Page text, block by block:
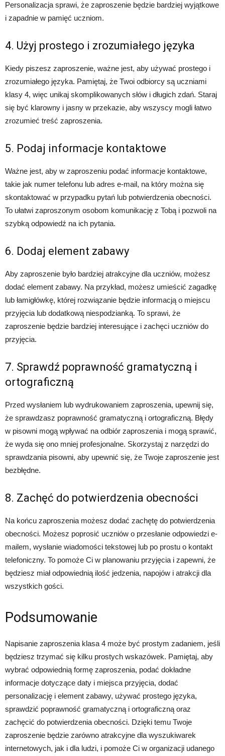
Personalizacja sprawi, że zaproszenie będzie bardziej wyjątkowe
i zapadnie w pamięć uczniom.
4. Użyj prostego i zrozumiałego języka
Kiedy piszesz zaproszenie, ważne jest, aby używać prostego i
zrozumiałego języka. Pamiętaj, że Twoi odbiorcy są uczniami
klasy 4, więc unikaj skomplikowanych słów i długich zdań. Staraj
się być klarowny i jasny w przekazie, aby wszyscy mogli łatwo
zrozumieć treść zaproszenia.
5. Podaj informacje kontaktowe
Ważne jest, aby w zaproszeniu podać informacje kontaktowe,
takie jak numer telefonu lub adres e-mail, na który można się
skontaktować w przypadku pytań lub potwierdzenia obecności.
To ułatwi zaproszonym osobom komunikację z Tobą i pozwoli na
szybką odpowiedź na ich pytania.
6. Dodaj element zabawy
Aby zaproszenie było bardziej atrakcyjne dla uczniów, możesz
dodać element zabawy. Na przykład, możesz umieścić zagadkę
lub łamigłówkę, której rozwiązanie będzie informacją o miejscu
przyjęcia lub dodatkową niespodzianką. To sprawi, że
zaproszenie będzie bardziej interesujące i zachęci uczniów do
przyjęcia.
7. Sprawdź poprawność gramatyczną i
ortograficzną
Przed wysłaniem lub wydrukowaniem zaproszenia, upewnij się,
że sprawdzasz poprawność gramatyczną i ortograficzną. Błędy
w pisowni mogą wpływać na odbiór zaproszenia i mogą sprawić,
że wyda się ono mniej profesjonalne. Skorzystaj z narzędzi do
sprawdzania pisowni, aby upewnić się, że Twoje zaproszenie jest
bezbłędne.
8. Zachęć do potwierdzenia obecności
Na końcu zaproszenia możesz dodać zachętę do potwierdzenia
obecności. Możesz poprosić uczniów o przesłanie odpowiedzi e-
mailem, wysłanie wiadomości tekstowej lub po prostu o kontakt
telefoniczny. To pomoże Ci w planowaniu przyjęcia i zapewni, że
będziesz miał odpowiednią ilość jedzenia, napojów i atrakcji dla
wszystkich gości.
Podsumowanie
Napisanie zaproszenia klasa 4 może być prostym zadaniem, jeśli
będziesz trzymać się kilku prostych wskazówek. Pamiętaj, aby
wybrać odpowiednią formę zaproszenia, podać dokładne
informacje dotyczące daty i miejsca przyjęcia, dodać
personalizację i element zabawy, używać prostego języka,
sprawdzić poprawność gramatyczną i ortograficzną oraz
zachęcić do potwierdzenia obecności. Dzięki temu Twoje
zaproszenie będzie zarówno atrakcyjne dla wyszukiwarek
internetowych, jak i dla ludzi, i pomoże Ci w organizacji udanego